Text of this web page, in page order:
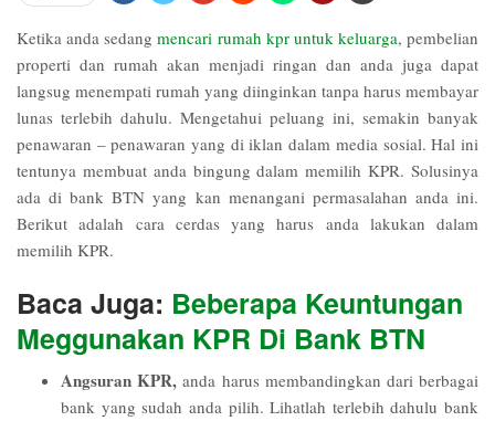
Ketika anda sedangmencari rumah kpr untuk keluarga, pembelian
properti dan rumah akan menjadi ringan dan anda juga dapat
langsug menempati rumah yang diinginkan tanpa harus membayar
lunas terlebih dahulu. Mengetahui peluang ini, semakin banyak
penawaran – penawaran yang di iklan dalam media sosial. Hal ini
tentunya membuat anda bingung dalam memilih KPR. Solusinya
ada di bank BTN yang kan menangani permasalahan anda ini.
Berikut adalah cara cerdas yang harus anda lakukan dalam
memilih KPR.
Baca Juga: Beberapa Keuntungan
Meggunakan KPR Di Bank BTN
Angsuran KPR,anda harus membandingkan dari berbagai
bank yang sudah anda pilih. Lihatlah terlebih dahulu bank